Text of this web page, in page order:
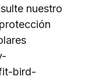
nuestro
bird-